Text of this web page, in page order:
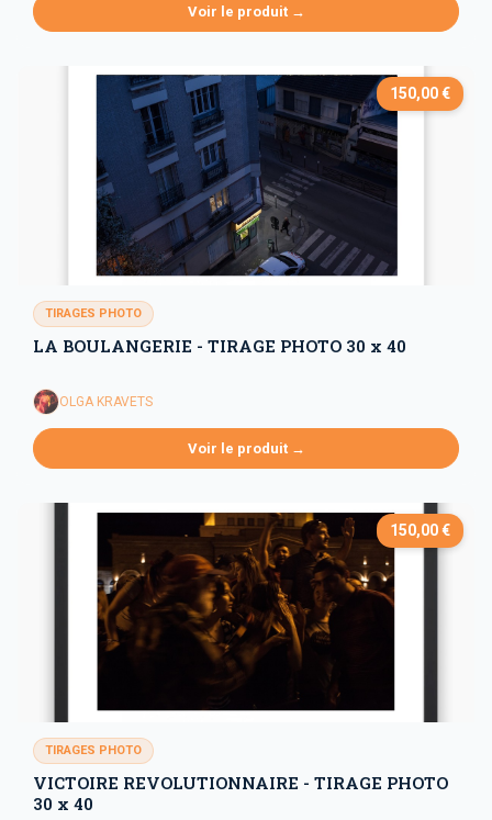
Voir le produit →
150,00 €
TIRAGES PHOTO
LA BOULANGERIE - TIRAGE PHOTO 30 x 40
OLGA KRAVETS
Voir le produit →
150,00 €
TIRAGES PHOTO
VICTOIRE REVOLUTIONNAIRE - TIRAGE PHOTO
30 x 40